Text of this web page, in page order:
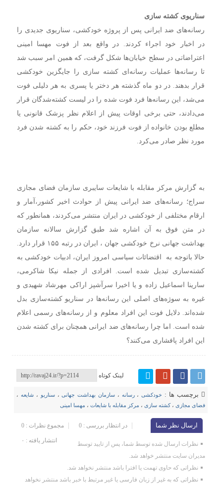
سناریوی کشته‌ سازی
رسانه‌های ضد ایرانی پس از پروژه خودکشی، سناریوی جدیدی را
در اخبار خود اجراء کردند. در واقع بعد از فوت مهسا امینی
اعتراضاتی در سطح خیابان‌ها شکل گرفت، که همین امر سبب شد
تا رسانه‌ها عملیات رسانه‌ای کشته سازی را جایگزین خودکشی
قرار بدهند. در دو ماه گذشته هر دختر یا پسری به هر دلیلی فوت
می‌شد، این رسانه‌ها فرد فوت شده را در لیست کشته‌شدگان قرار
می‌دادند، حتی برخی اوقات پیش از اعلام نظر پزشک قانونی یا
مطلع بودن خانواده از فوت فرزند خود، حکم را به کشته شدن فرد
مورد نظر صادر می‌کرد.
به گزارش مرکز مقابله با شایعات سایبری سازمان فضای مجازی
سراج؛ رسانه‌های ضد ایرانی پیش از حوادث اخیر کشور،آمار و
ارقام مختلفی از خودکشی در ایران منتشر می‌کردند، همانطور که
در متن فوق به آن اشاره شد طبق گزارش سالانه سازمان
بهداشت جهانی نرخ خودکشی جهان ، ایران در رتبه ۱۵۵ قرار دارد.
حالا باتوجه به اقتضائات سیاسی امروز ایران، ادبیات خودکشی به
کشته‌سازی تبدیل شده است. افرادی از جمله نیکا شاکرمی،
سارینا اسماعیل زاده و یا اخیرا سرآشپز اراکی مهرشاد شهیدی و
غیره به سوژه‌های اصلی این رسانه‌ها در سناریو کشته‌سازی بدل
شده‌اند. دلایل فوت این افراد معلوم و از رسانه‌های رسمی اعلام
شده است. اما چرا رسانه‌های ضد ایرانی همچنان برای کشته شدن
این افراد پافشاری می‌کنند؟
لینک کوتاه
برچسب ها : خودکشی،رسانه‌ ، سازمان بهداشت جهانی،سناریو ، شایعه،
فضای مجازی ،کشته سازی ، مرکز مقابله با شایعات ، مهسا امینی
ارسال نظر شما مجموع نظرات : 0 در انتظار بررسی : 0
انتشار یافته : ۰
نظرات ارسال شده توسط شما، پس از تایید توسط
مدیران سایت منتشر خواهد شد.
نظراتی که حاوی تهمت یا افترا باشد منتشر نخواهد شد.
نظراتی که به غیر از زبان فارسی یا غیر مرتبط با خبر باشد منتشر نخواهد